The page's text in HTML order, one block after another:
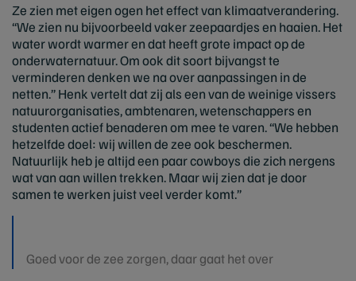
Ze zien met eigen ogen het effect van klimaatverandering.
“We zien nu bijvoorbeeld vaker zeepaardjes en haaien. Het
water wordt warmer en dat heeft grote impact op de
onderwaternatuur. Om ook dit soort bijvangst te
verminderen denken we na over aanpassingen in de
netten.” Henk vertelt dat zij als een van de weinige vissers
natuurorganisaties, ambtenaren, wetenschappers en
studenten actief benaderen om mee te varen. “We hebben
hetzelfde doel: wij willen de zee ook beschermen.
Natuurlijk heb je altijd een paar cowboys die zich nergens
wat van aan willen trekken. Maar wij zien dat je door
samen te werken juist veel verder komt.”
Goed voor de zee zorgen, daar gaat het over